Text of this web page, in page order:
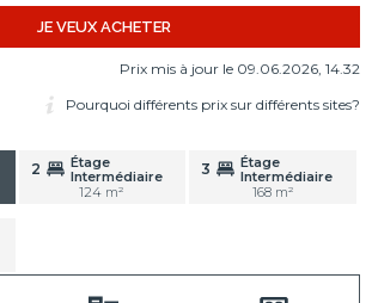
JE VEUX ACHETER
Prix mis à jour le 09.06.2026, 14.32
Pourquoi différents prix sur différents sites?
2
Étage
Intermédiaire
124 m²
3
Étage
Intermédiaire
168 m²